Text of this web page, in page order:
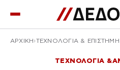
ΑΡΧΙΚΉ ΤΕΧΝΟΛΟΓΙΑ & ΕΠΙΣΤΗΜΗ
ΤΕΧΝΟΛΟΓΙΑ